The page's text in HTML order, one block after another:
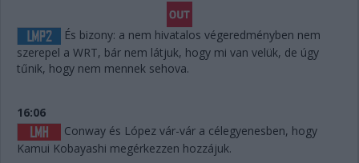
És bizony: a nem hivatalos végeredményben nem
szerepel a WRT, bár nem látjuk, hogy mi van velük, de úgy
tűnik, hogy nem mennek sehova.
16:06
Conway és López vár-vár a célegyenesben, hogy
Kamui Kobayashi megérkezzen hozzájuk.